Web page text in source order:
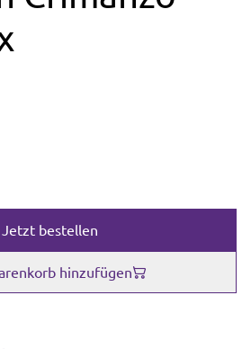
Jetzt bestellen
hinzufügen